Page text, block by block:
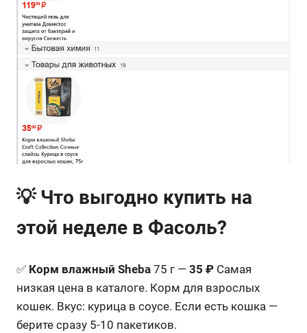
💡 Что выгодно купить на
этой неделе в Фасоль?
✅ Корм влажный Sheba 75 г — 35 ₽ Самая
низкая цена в каталоге. Корм для взрослых
кошек. Вкус: курица в соусе. Если есть кошка —
берите сразу 5-10 пакетиков.